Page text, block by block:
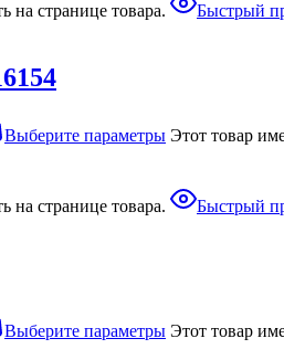
на странице товара.
Быстрый
Выберите параметры Этот товар
на странице товара.
Быстрый
Выберите параметры Этот товар